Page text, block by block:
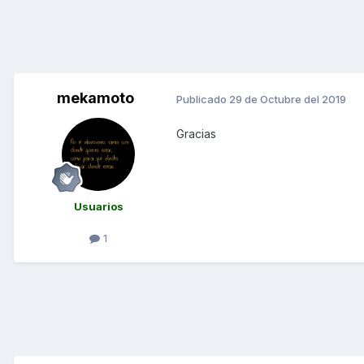
mekamoto
Usuarios
1
Publicado 29 de Octubre del 2019
Gracias